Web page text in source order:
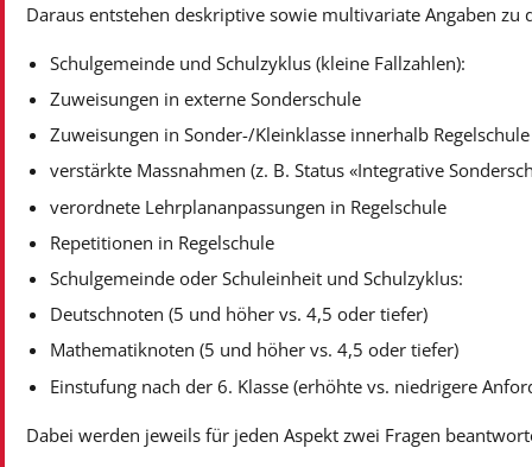
Daraus entstehen deskriptive sowie multivariate Angaben zu
Schulgemeinde und Schulzyklus (kleine Fallzahlen):
Zuweisungen in externe Sonderschule
Zuweisungen in Sonder-/Kleinklasse innerhalb Regelschule
verstärkte Massnahmen (z. B. Status «Integrative
verordnete Lehrplananpassungen in Regelschule
Repetitionen in Regelschule
Schulgemeinde oder Schuleinheit und Schulzyklus:
Deutschnoten (5 und höher vs. 4,5 oder tiefer)
Mathematiknoten (5 und höher vs. 4,5 oder tiefer)
Einstufung nach der 6. Klasse (erhöhte vs. niedrigere
Dabei werden jeweils für jeden Aspekt zwei Fragen